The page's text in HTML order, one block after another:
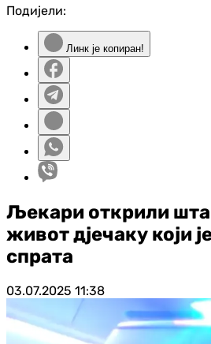
Подијели:
Линк је копиран!
Љекари открили шта
живот дјечаку који
спрата
03.07.2025 11:38